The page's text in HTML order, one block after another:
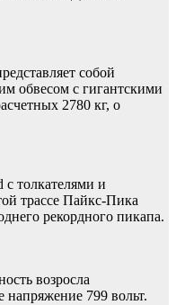
собой
обвесом с гигантскими
2780 кг, о
толкателями и
трассе Пайкс-Пика
рекордного пикапа.
возросла
напряжение 799 вольт.